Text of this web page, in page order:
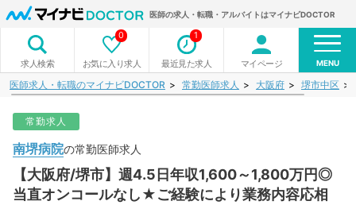
医師の求人・転職・アルバイトはマイナビDOCTOR
求人検索 お気に入り求人
0
最近見た求人
1
マイページ MENU
医師求人・転職のマイナビDOCTOR 常勤医師求人 大阪府 堺市中区
常勤求人
南堺病院の常勤医師求人
【大阪府/堺市】週4.5日年収1,600～1,800万円◎
当直オンコールなし★ご経験により業務内容応相